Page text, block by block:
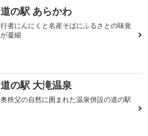
道の駅 あらかわ
行者にんにくと名産そばにふるさとの味覚
が凝縮
道の駅 大滝温泉
奥秩父の自然に囲まれた温泉併設の道の駅